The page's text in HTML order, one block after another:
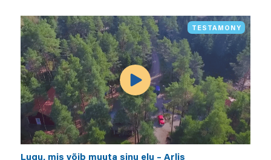
TESTAMONY
Lugu, mis võib muuta sinu elu – Arlis